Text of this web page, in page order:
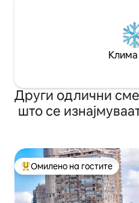
Други одлични
што се
Меѓу најуспешните „Омилени
Омилено на гостите